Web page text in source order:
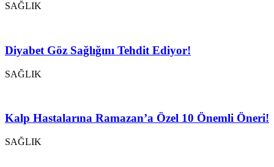
SAĞLIK
Diyabet Göz Sağlığını Tehdit Ediyor!
SAĞLIK
Kalp Hastalarına Ramazan’a Özel 10 Önemli Öneri!
SAĞLIK